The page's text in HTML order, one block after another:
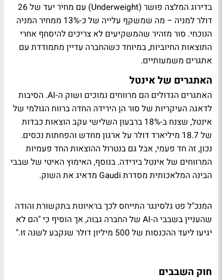
בדירוג המלצה פושר (Underweight) עם מחיר יעד של 26
דולר למניה – מה שמשקף עלייה של כ-13% ממחיר המניה
הנוכחי. סור מזהיר שהמשקיעים לא צריכים להיסחף אחרי
התוצאות החיוביות, במיוחד כשהחברה עדיין מתמודדת עם
אתגרים משמעותיים.
האתגרים של אינטל
האתגרים הגדולים הם מרווחים נמוכים ושוק ה-AI. הסיבות
לדאגה העיקריות של סור הן הירידה החדה ברווח הגולמי של
אינטל, שצנח ב-18% ברבעון השלישי עקב הוצאות כבדות
של 18.7 מיליארד דולר על ארגון מחדש והפחתות נכסים.
נכון, זה חד פעמי, אבל גם בנטרול ההוצאות החד פעמיות
המרווחים של אינטל בירידה. בנוסף, האימוץ האיטי של שבבי
הבינה המלאכותית מסדרת Gaudi מדאיג את השוק.
המנכ"ל פט גלסינגר התייחס לכך בראיונות בתקשורת והודה
שהעניין בשבבי ה-AI של החברה גבוה, אך הוסיף כי "הם לא
יגיעו ליעד ההכנסות של 500 מיליון דולר שנקבע לשנה זו."
חוק השבבים